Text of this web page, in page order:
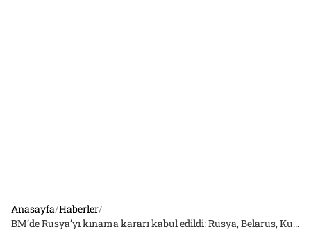
Anasayfa/Haberler/
BM’de Rusya’yı kınama kararı kabul edildi: Rusya, Belarus, Kuzey Kore, Eritre ve Suriye aleyhte, Türkiye lehte oy kullandı